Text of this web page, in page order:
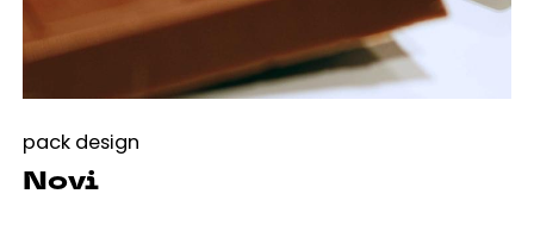
pack design
Novi